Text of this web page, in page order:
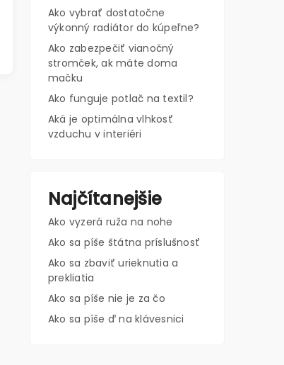
Ako vybrať dostatočne
výkonný radiátor do kúpeľne?
Ako zabezpečiť vianočný
stromček, ak máte doma
mačku
Ako funguje potlač na textil?
Aká je optimálna vlhkosť
vzduchu v interiéri
Najčítanejšie
Ako vyzerá ruža na nohe
Ako sa píše štátna príslušnosť
Ako sa zbaviť urieknutia a
prekliatia
Ako sa píše nie je za čo
Ako sa píše ď na klávesnici